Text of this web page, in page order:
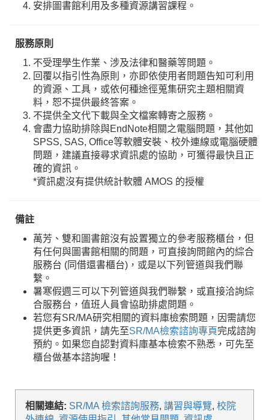
安排圖書館利用及多種資源講習課程。
服務原則
不受理學生作業、涉及法律和醫藥等問題。
回覆以指引性為原則，亦即依使用者問題告知可利用
的資源、工具，或依何種途徑蒐集研究主題相關資
料，恕不提供最終答案。
不提供全文代下載與全文檔案轉寄之服務。
會盡力協助排除與EndNote相關之電腦問題，其他如
SPSS, SAS, Office等軟體安裝、校外連線或電腦硬體
問題，建議直接尋求資訊處的協助，可獲得最快且正
確的資訊。
*資訊處沒有提供統計軟體 AMOS 的授權
備註
萬芳、雙和圖書館沒有設置獨立的參考服務櫃台，但
有任何與圖書館相關的問題，可直接詢問館內的綜合
服務台 (同借還書櫃台)，或是以下列管道與我們聯
繫。
暑寒假週三可以下列管道與我們聯繫，或直接洽詢綜
合服務台，值班人員會協助排處問題。
若您有SR/MA研究相關的資料庫檢索問題，因需請您
提供更多資訊，請先至SR/MA檢索諮詢專頁完成諮詢
預約。如果您自認對資料庫基本檢索不熟悉，可先至
櫃台做基本諮詢喔！
相關連結: SR/MA 檢索諮詢服務, 講習與導覽, 校院